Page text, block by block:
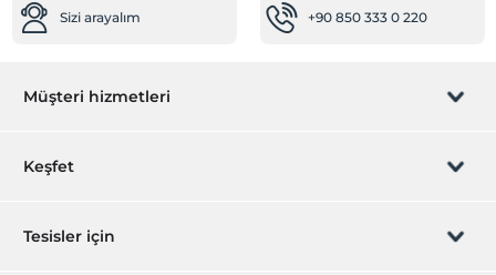
Sizi arayalım +90 850 333 0 220
Müşteri hizmetleri
Rezervasyon yönet
Keşfet
Hediye Kart
Tesisler için